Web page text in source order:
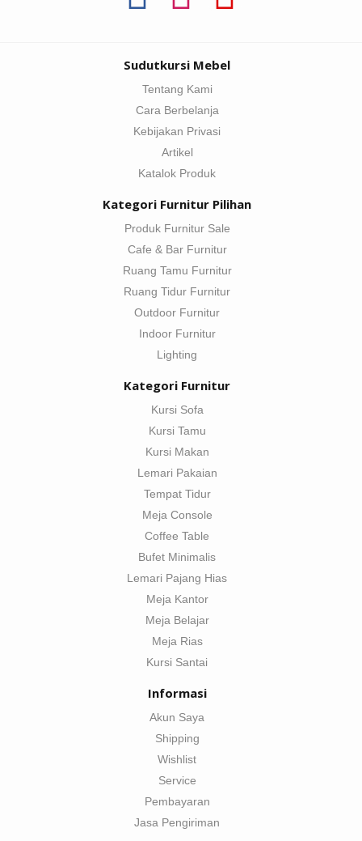
Sudutkursi Mebel
Tentang Kami
Cara Berbelanja
Kebijakan Privasi
Artikel
Katalok Produk
Kategori Furnitur Pilihan
Produk Furnitur Sale
Cafe & Bar Furnitur
Ruang Tamu Furnitur
Ruang Tidur Furnitur
Outdoor Furnitur
Indoor Furnitur
Lighting
Kategori Furnitur
Kursi Sofa
Kursi Tamu
Kursi Makan
Lemari Pakaian
Tempat Tidur
Meja Console
Coffee Table
Bufet Minimalis
Lemari Pajang Hias
Meja Kantor
Meja Belajar
Meja Rias
Kursi Santai
Informasi
Akun Saya
Shipping
Wishlist
Service
Pembayaran
Jasa Pengiriman